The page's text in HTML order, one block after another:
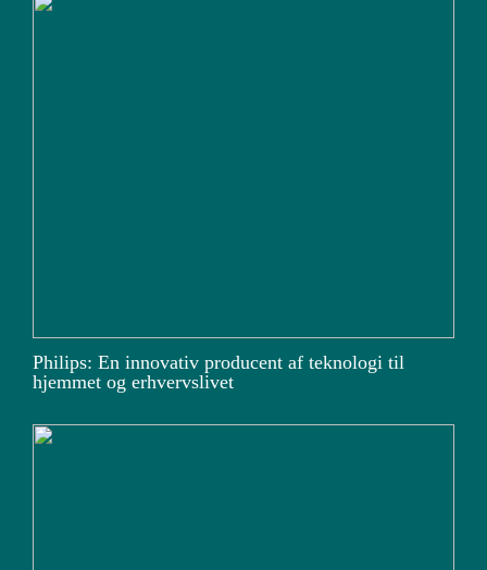
Philips: En innovativ producent af teknologi til
hjemmet og erhvervslivet